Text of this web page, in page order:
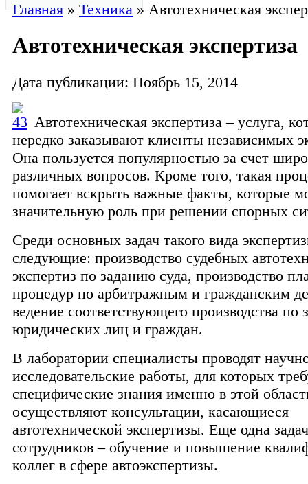
Главная»Техника» Автотехническая
Автотехническая экспертиза
Дата публикации: Ноябрь 15, 2014
Автотехническая экспертиза – услуга,
нередко заказывают клиенты независимых
Она пользуется популярностью за счет
различных вопросов. Кроме того, такая
помогает вскрыть важные факты, которые
значительную роль при решении спорных
Среди основных задач такого вида
следующие: производство судебных
экспертиз по заданию суда, производство
процедур по арбитражным и гражданским
ведение соответствующего производства по
юридических лиц и граждан.
В лаборатории специалисты проводят
исследовательские работы, для которых
специфические знания именно в этой
осуществляют консультации, касающиеся
автотехнической экспертизы. Еще одна
сотрудников – обучение и повышение
коллег в сфере автоэкспертизы.